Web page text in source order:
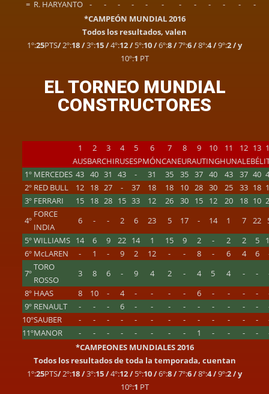
= R. HARYANTO - - - - - - - - - - -
-
*CAMPEÓN MUNDIAL 2016
Todos los resultados, valen
1º:25PTS/2º:18 /3º:15 /4º:12 /5º:10 /6º:8 /7º:6 /8º:4 /9º:2 / y
10º:1 PT
EL TORNEO MUNDIAL
CONSTRUCTORES
1 2 3 4 5 6 7 8 9 10 11 12 13
AUSBARCHIRUSESPMÓNCANEURAUTINGHUNALEBÉL
1º MERCEDES 43 40 31 43 - 31 35 35 37 40 43 37 40
2º RED BULL 12 18 27 - 37 18 18 10 28 30 25 33 18
3º FERRARI 15 18 28 15 33 12 26 30 15 12 20 18 10
4º
FORCE
INDIA
6 - - 2 6 23 5 17 - 14 1 7 22
5ºWILLIAMS 14 6 9 22 14 1 15 9 2 - 2 2 5
6º McLAREN - 1 - 9 2 12 - - 8 - 6 4 6
7º
TORO
ROSSO
3 8 6 - 9 4 2 - 4 5 4 - -
8º HAAS 8 10 - 4 - - - - 6 - - - -
9º RENAULT - - - 6 - - - - - - - - -
10ºSAUBER - - - - - - - - - - - - -
11ºMANOR - - - - - - - - 1 - - - -
*CAMPEONES MUNDIALES 2016
Todos los resultados de toda la temporada, cuentan
1º:25PTS/2º:18 /3º:15 /4º:12 /5º:10 /6º:8 /7º:6 /8º:4 /9º:2 / y
10º:1 PT